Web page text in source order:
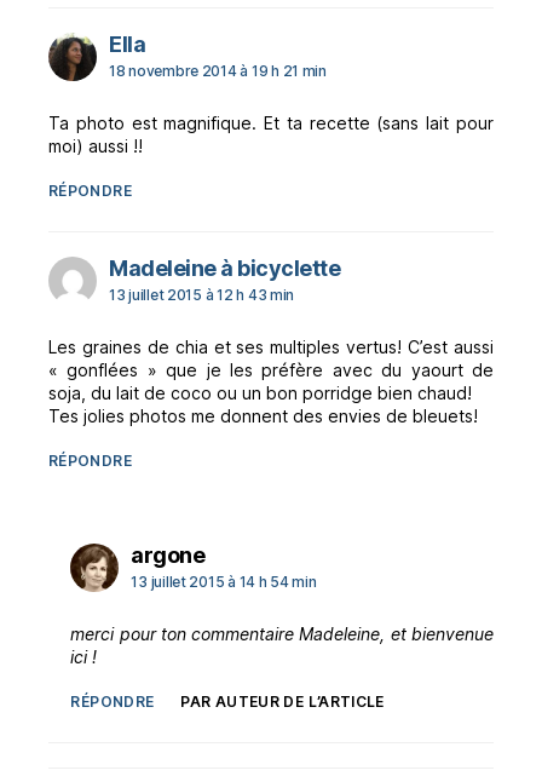
Elladit :
18 novembre 2014 à 19 h 21 min
Ta photo est magnifique. Et ta recette (sans lait pour
moi) aussi !!
RÉPONDRE
Madeleine à bicyclettedit :
13 juillet 2015 à 12 h 43 min
Les graines de chia et ses multiples vertus! C’est aussi
« gonflées » que je les préfère avec du yaourt de
soja, du lait de coco ou un bon porridge bien chaud!
Tes jolies photos me donnent des envies de bleuets!
RÉPONDRE
argonedit :
13 juillet 2015 à 14 h 54 min
merci pour ton commentaire Madeleine, et bienvenue
ici !
RÉPONDRE PAR AUTEUR DE L’ARTICLE